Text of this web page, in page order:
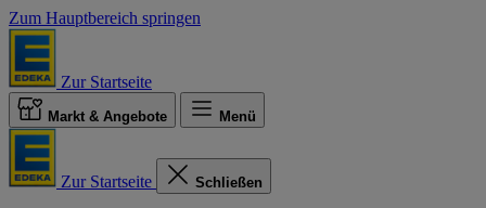
Zum Hauptbereich springen
Zur Startseite
Markt & Angebote Menü
Zur Startseite Schließen